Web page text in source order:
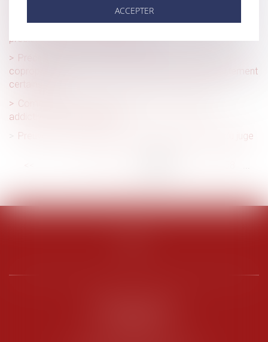
assimilation à l’adoption plénière
L'obligation de l'architecte face au déficit de surface
précisée par la Cour de cassation
Précision concernant le droit d’agir du syndicat des
copropriétaires concernant un préjudice subi par seulement
certains lots
Comment inscrire les risques liés aux conduites
addictives dans le DUERP ?
Preuve de la discrimination et étendue de l’office du juge
> >>
ACCEPTER